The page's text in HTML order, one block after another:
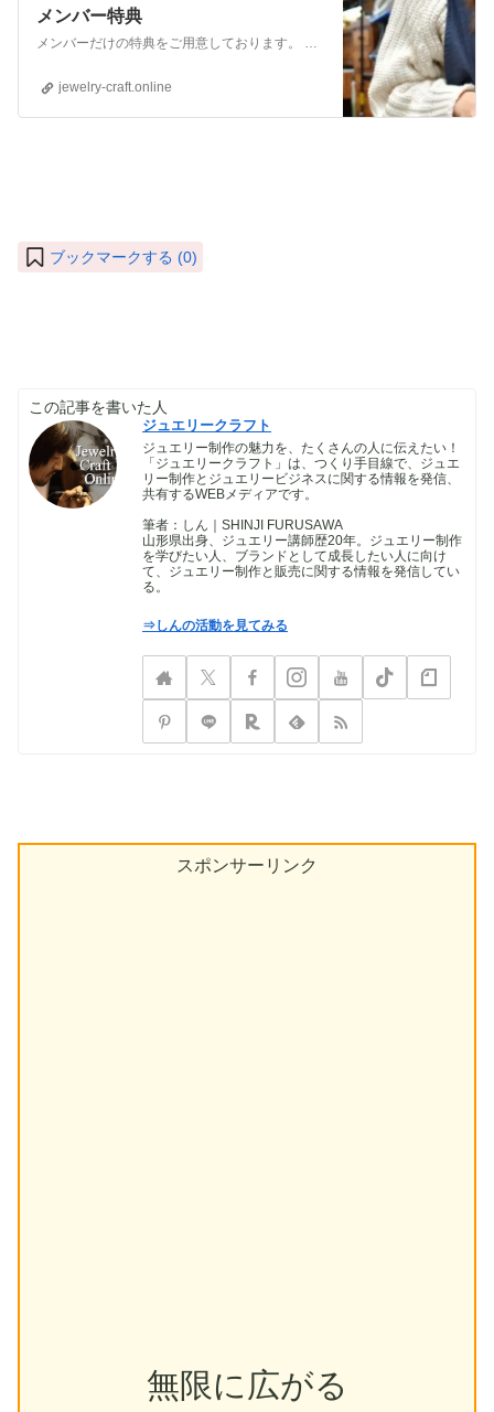
メンバー特典
メンバーだけの特典をご用意しております。 ぜひご活用頂き、ご自身の活動に役立てて下さい。 ⇒メンバーについて詳しく見てみる メンバーになる （） ①有料コンテンツが見放題！ ジュエリー制作に関する情報やビジネス情報やブランディングに関する情
jewelry-craft.online
ブックマークする (0)
この記事を書いた人
ジュエリークラフト
ジュエリー制作の魅力を、たくさんの人に伝えたい！
「ジュエリークラフト」は、つくり手目線で、ジュエ
リー制作とジュエリービジネスに関する情報を発信、
共有するWEBメディアです。
筆者：しん｜SHINJI FURUSAWA
山形県出身、ジュエリー講師歴20年。ジュエリー制作
を学びたい人、ブランドとして成長したい人に向け
て、ジュエリー制作と販売に関する情報を発信してい
る。
⇒しんの活動を見てみる
スポンサーリンク
無限に広がる